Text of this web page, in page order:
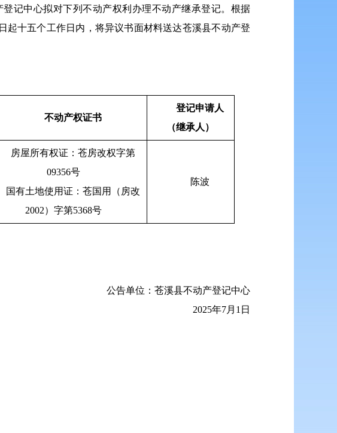
记中心拟对下列不动产权利办理不动产继承登记。根据
起十五个工作日内，将异议书面材料送达苍溪县不动产登
不动产权证书
登记申请人
（继承人）
房屋所有权证：苍房改权字第
09356号
国有土地使用证：苍国用（房改
2002）字第5368号
陈波
公告单位：苍溪县不动产登记中心
2025年7月1日